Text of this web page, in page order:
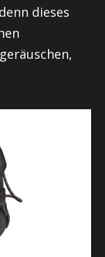
dieses